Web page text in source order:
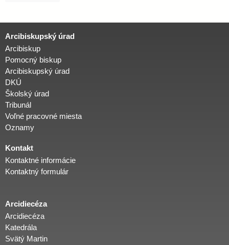
á
a
r
c
i
d
i
e
Arcibiskupský úrad
Arcibiskup
Pomocný biskup
Arcibiskupský úrad
DKÚ
Školský úrad
Tribunál
Voľné pracovné miesta
Oznamy
Kontakt
Kontaktné informácie
Kontaktný formulár
Arcidiecéza
Arcidiecéza
Katedrála
Svätý Martin